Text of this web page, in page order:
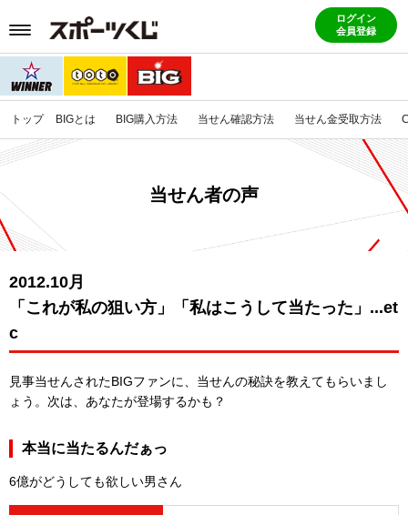
ログイン
会員登録
トップ BIGとは BIG購入方法 当せん確認方法 当せん金受取方法
当せん者の声
2012.10月
「これが私の狙い方」「私はこうして当たった」...et
c
見事当せんされたBIGファンに、当せんの秘訣を教えてもらいまし
ょう。 次は、あなたが登場するかも？
本当に当たるんだぁっ
6億がどうしても欲しい男さん